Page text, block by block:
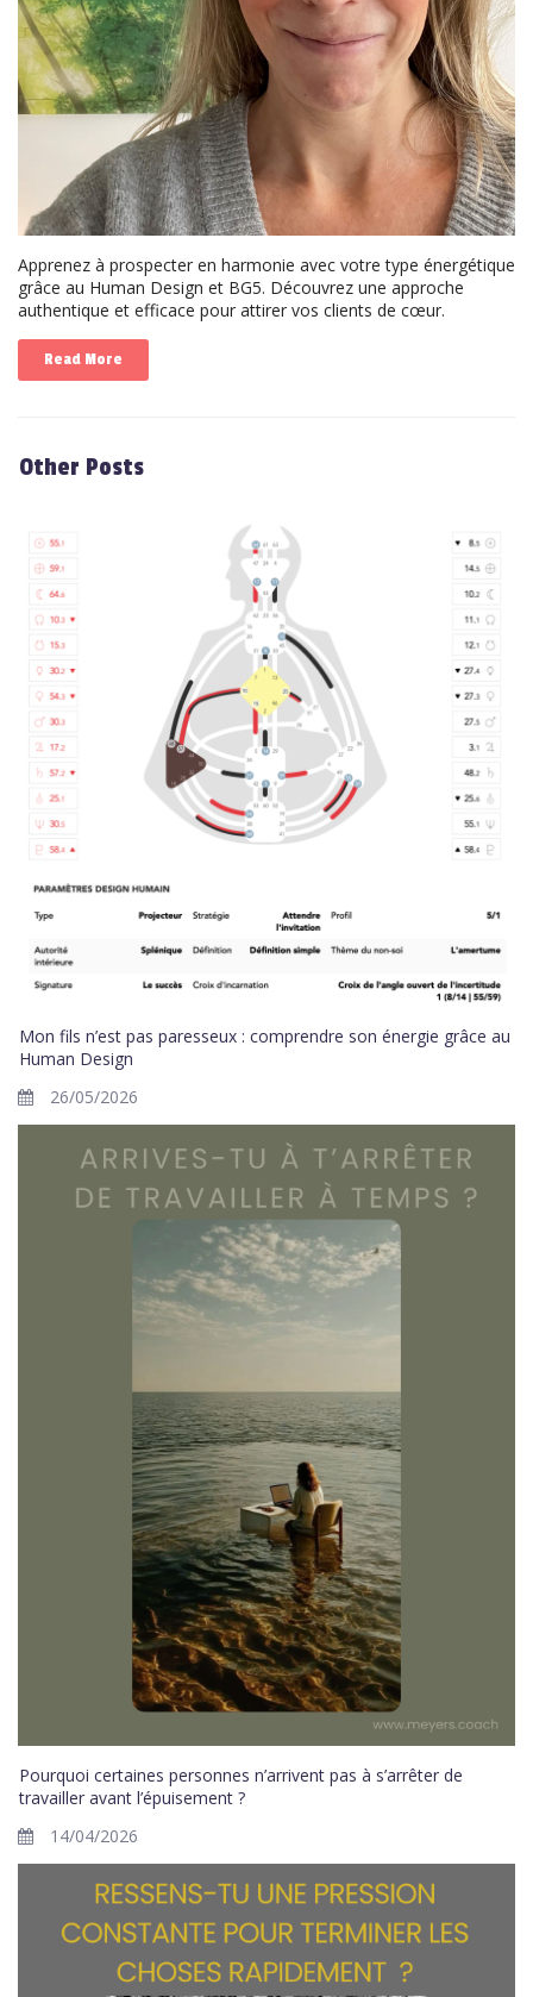
Apprenez à prospecter en harmonie avec votre type énergétique
grâce au Human Design et BG5. Découvrez une approche
authentique et efficace pour attirer vos clients de cœur.
Read More
Other Posts
Mon fils n’est pas paresseux : comprendre son énergie grâce au
Human Design
26/05/2026
Pourquoi certaines personnes n’arrivent pas à s’arrêter de
travailler avant l’épuisement ?
14/04/2026